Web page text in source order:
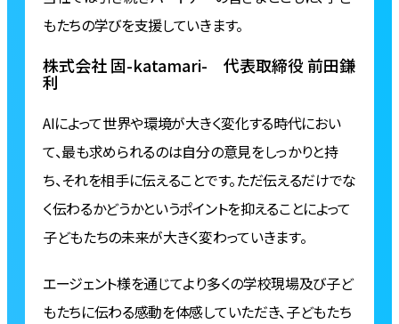
もたちの学びを支援していきます。
株式会社 固-katamari- 代表取締役 前田鎌
利
AIによって世界や環境が大きく変化する時代におい
て、最も求められるのは自分の意見をしっかりと持
ち、それを相手に伝えることです。ただ伝えるだけでな
く伝わるかどうかというポイントを抑えることによって
子どもたちの未来が大きく変わっていきます。
エージェント様を通じてより多くの学校現場及び子ど
もたちに伝わる感動を体感していただき、子どもたち